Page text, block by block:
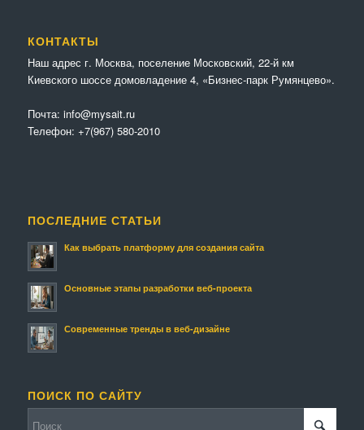
КОНТАКТЫ
Наш адрес г. Москва, поселение Московский, 22-й км
Киевского шоссе домовладение 4, «Бизнес-парк Румянцево».
Почта: info@mysait.ru
Телефон: +7(967) 580-2010
ПОСЛЕДНИЕ СТАТЬИ
Как выбрать платформу для создания сайта
Основные этапы разработки веб-проекта
Современные тренды в веб-дизайне
ПОИСК ПО САЙТУ